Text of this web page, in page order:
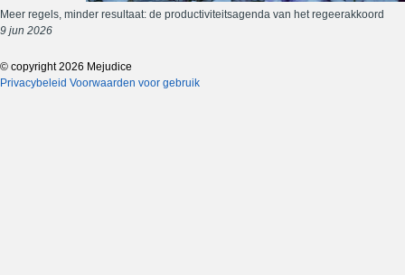
Meer regels, minder resultaat: de productiviteitsagenda van het regeerakkoord
9 jun 2026
© copyright 2026 Mejudice
Privacybeleid Voorwaarden voor gebruik